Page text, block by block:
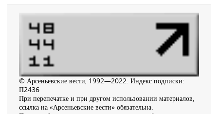
© Арсеньевские вести, 1992—2022. Индекс подписки:
П2436
При перепечатке и при другом использовании материалов,
ссылка на «Арсеньевские вести» обязательна.